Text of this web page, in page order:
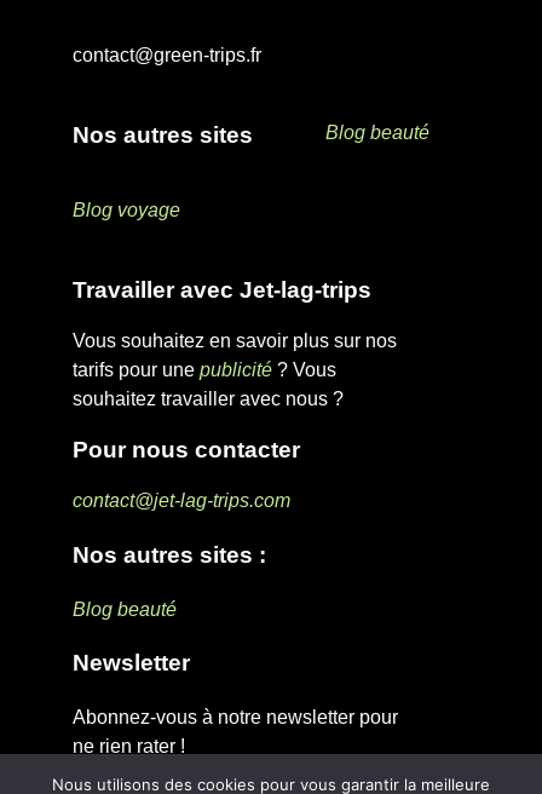
contact@green-trips.fr
Nos autres sites Blog beauté
Blog voyage
Travailler avec Jet-lag-trips
Vous souhaitez en savoir plus sur nos
tarifs pour une publicité ? Vous
souhaitez travailler avec nous ?
Pour nous contacter
contact@jet-lag-trips.com
Nos autres sites :
Blog beauté
Newsletter
Abonnez-vous à notre newsletter pour
ne rien rater !
Nous utilisons des cookies pour vous garantir la meilleure